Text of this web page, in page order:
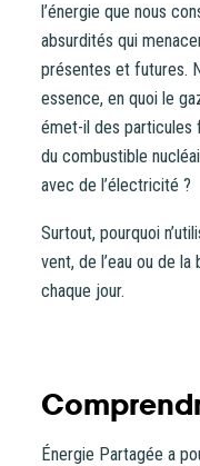
l’énergie que nous
absurdités qui
présentes et futures.
essence, en quoi le
émet-il des particules
du combustible
avec de l’électricité ?
Surtout, pourquoi
vent, de l’eau ou de
chaque jour.
Énergie Partagée a